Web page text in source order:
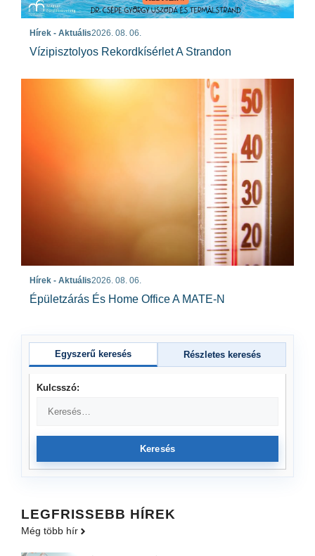
Hírek - Aktuális2026. 08. 06.
Vízipisztolyos Rekordkísérlet A Strandon
Hírek - Aktuális2026. 08. 06.
Épületzárás És Home Office A MATE-N
Egyszerű keresés Részletes keresés
Kulcsszó:
Keresés
LEGFRISSEBB HÍREK
Még több hír